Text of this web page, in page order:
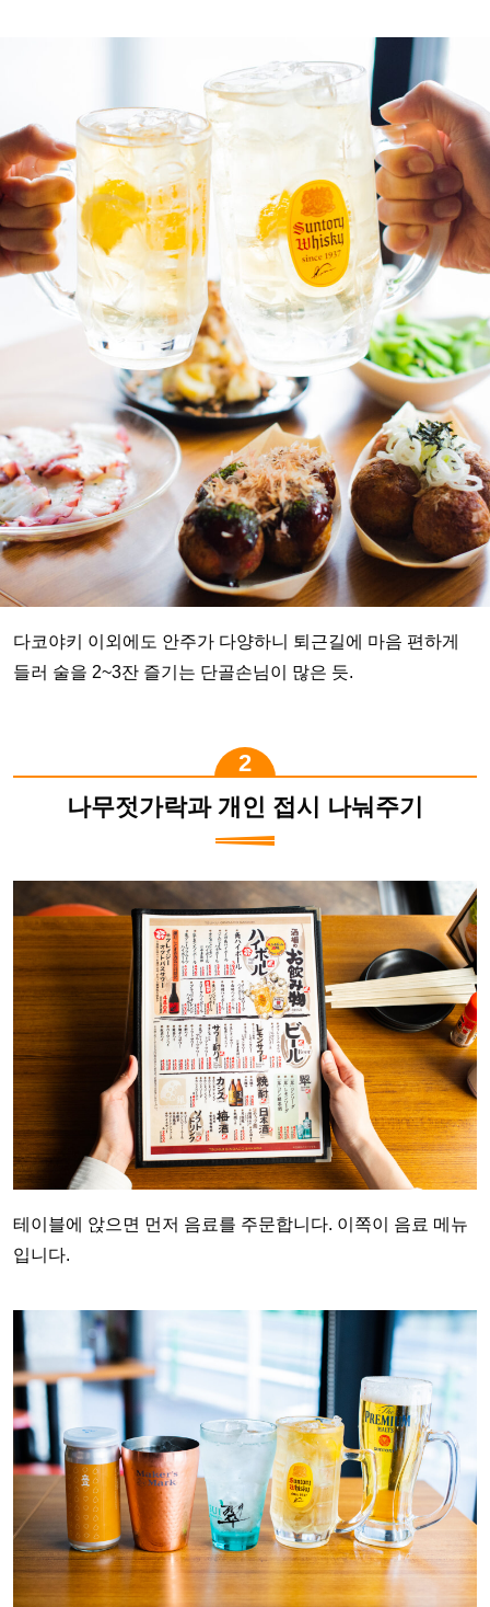
다코야키 이외에도 안주가 다양하니 퇴근길에 마음 편하게
들러 술을 2~3잔 즐기는 단골손님이 많은 듯.
나무젓가락과 개인 접시 나눠주기
테이블에 앉으면 먼저 음료를 주문합니다. 이쪽이 음료 메뉴
입니다.